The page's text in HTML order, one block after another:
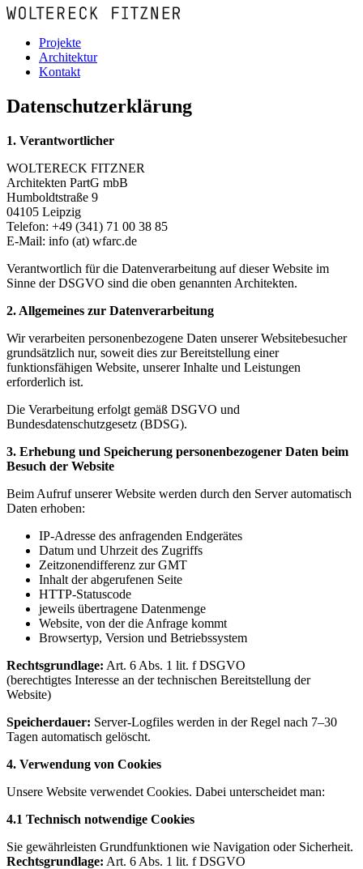
Projekte
Architektur
Kontakt
Datenschutzerklärung
1. Verantwortlicher
WOLTERECK FITZNER
Architekten PartG mbB
Humboldtstraße 9
04105 Leipzig
Telefon: +49 (341) 71 00 38 85
E-Mail: info (at) wfarc.de
Verantwortlich für die Datenverarbeitung auf dieser Website im
Sinne der DSGVO sind die oben genannten Architekten.
2. Allgemeines zur Datenverarbeitung
Wir verarbeiten personenbezogene Daten unserer Websitebesucher
grundsätzlich nur, soweit dies zur Bereitstellung einer
funktionsfähigen Website, unserer Inhalte und Leistungen
erforderlich ist.
Die Verarbeitung erfolgt gemäß DSGVO und
Bundesdatenschutzgesetz (BDSG).
3. Erhebung und Speicherung personenbezogener Daten beim
Besuch der Website
Beim Aufruf unserer Website werden durch den Server automatisch
Daten erhoben:
IP-Adresse des anfragenden Endgerätes
Datum und Uhrzeit des Zugriffs
Zeitzonendifferenz zur GMT
Inhalt der abgerufenen Seite
HTTP-Statuscode
jeweils übertragene Datenmenge
Website, von der die Anfrage kommt
Browsertyp, Version und Betriebssystem
Rechtsgrundlage: Art. 6 Abs. 1 lit. f DSGVO
(berechtigtes Interesse an der technischen Bereitstellung der
Website)
Speicherdauer: Server-Logfiles werden in der Regel nach 7–30
Tagen automatisch gelöscht.
4. Verwendung von Cookies
Unsere Website verwendet Cookies. Dabei unterscheidet man:
4.1 Technisch notwendige Cookies
Sie gewährleisten Grundfunktionen wie Navigation oder Sicherheit.
Rechtsgrundlage: Art. 6 Abs. 1 lit. f DSGVO